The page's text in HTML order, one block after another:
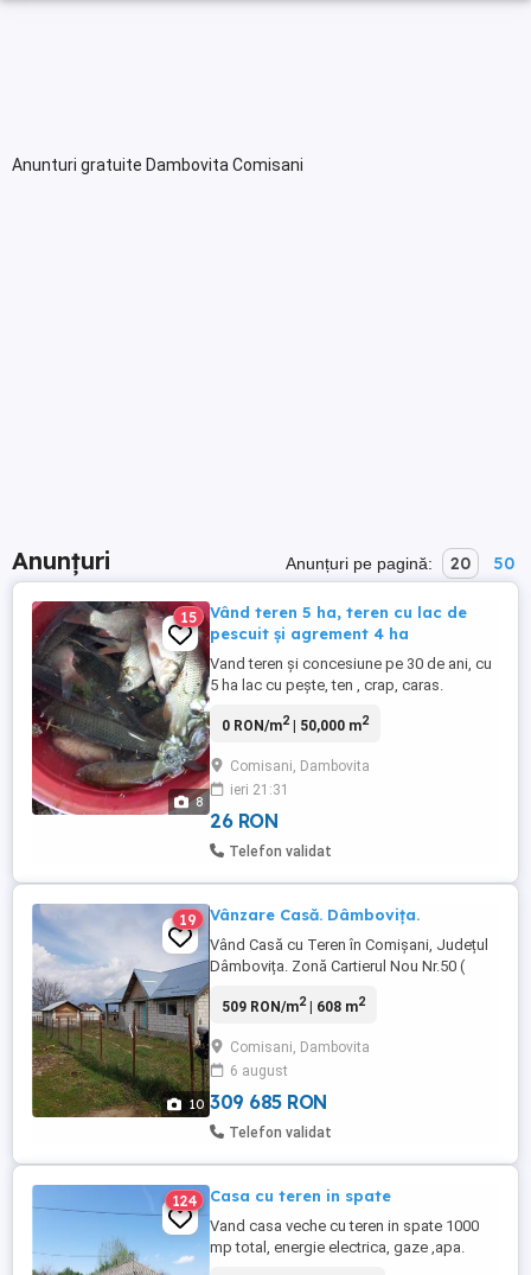
Anunturi gratuite Dambovita Comisani
Anunțuri Anunțuri pe pagină: 20 50
8
15
Vând teren 5 ha, teren cu lac de
pescuit și agrement 4 ha
Vand teren și concesiune pe 30 de ani, cu
5 ha lac cu pește, ten , crap, caras.
televizor. Restaurant, grătar, barca de
de recreere. Prețul este redus la 50%, doar
la fața locului totul e negociabil. Tel , email
...
0 RON/m2| 50,000 m2
Comisani, Dambovita
ieri 21:31
26 RON
Telefon validat
10
19 Vânzare Casă. Dâmbovița.
Vând Casă cu Teren în Comişani, Județul
Dâmbovița. Zonă Cartierul Nou Nr.50 (
hol, cămară, baie, terasă ) Teren intravilan:
mp. Suprafață Construită Garaj: 20 mp.
Deschidere la Stradă: 16 m. Branşată la
curent. (İnstalație ...
509 RON/m2| 608 m2
Comisani, Dambovita
6 august
309 685 RON
Telefon validat
124 Casa cu teren in spate
Vand casa veche cu teren in spate 1000
mp total, energie electrica, gaze ,apa.